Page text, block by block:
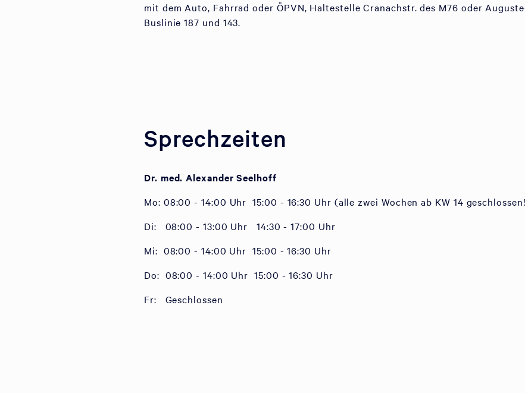
mit dem Auto, Fahrrad oder ÖPVN, Haltestelle Cranachstr. des M76 oder
Buslinie 187 und 143.
Sprechzeiten
Dr. med. Alexander Seelhoff
Mo: 08:00 - 14:00 Uhr 15:00 - 16:30 Uhr (alle zwei Wochen ab KW 14
Di: 08:00 - 13:00 Uhr 14:30 - 17:00 Uhr
Mi: 08:00 - 14:00 Uhr 15:00 - 16:30 Uhr
Do: 08:00 - 14:00 Uhr 15:00 - 16:30 Uhr
Fr: Geschlossen